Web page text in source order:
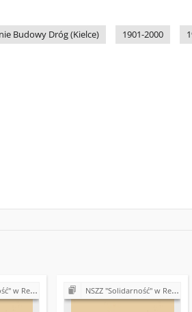
Budowy Dróg (Kielce)
1901-2000
wybory, sprawy pracownicze) NSZZ "Solidarność" w Rejonie Budowy Dróg w Kielcach (Komisje Oddziałowe, wybory, sprawy pracownicze)